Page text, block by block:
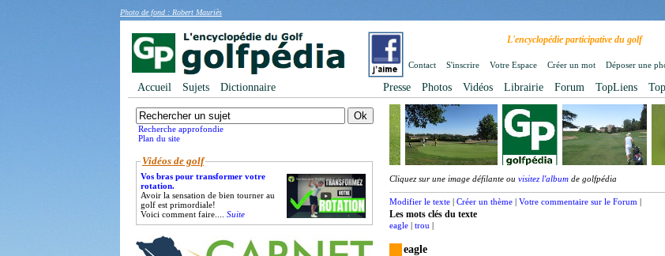
Photo de fond : Robert Mauriès
L'encyclopédie participative du golf
Contact S'inscrire Votre Espace Créer un mot Déposer une
Accueil Sujets Dictionnaire Presse Photos Vidéos Librairie Forum TopLiens
Cliquez sur une image défilante ou visitez l'album de golfpédia
Modifier le texte | Créer un thème | Votre commentaire sur le Forum |
Les mots clés du texte
eagle | trou |
eagle
Recherche approfondie
Plan du site
Vidéos de golf
Vos bras pour transformer votre
rotation.
Avoir la sensation de bien tourner au
golf est primordiale!
Voici comment faire.... Suite